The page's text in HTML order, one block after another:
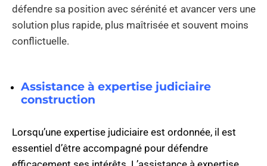
défendre sa position avec sérénité et avancer vers une
solution plus rapide, plus maîtrisée et souvent moins
conflictuelle.
Assistance à expertise judiciaire
construction
Lorsqu’une expertise judiciaire est ordonnée, il est
essentiel d’être accompagné pour défendre